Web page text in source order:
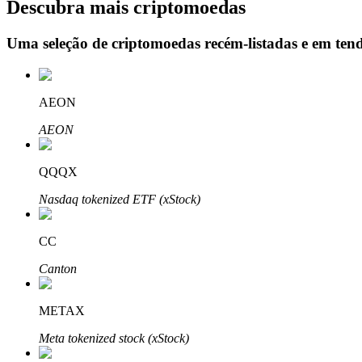
Bloqueios de BTR
Investimentos exclusivos para titulares de BTR
Empréstimos
Serviço de empréstimo apoiado por criptografia
Descubra mais criptomoedas
Uma seleção de criptomoedas recém-listadas e em
AEON
AEON
QQQX
Nasdaq tokenized ETF (xStock)
CC
Canton
METAX
Meta tokenized stock (xStock)